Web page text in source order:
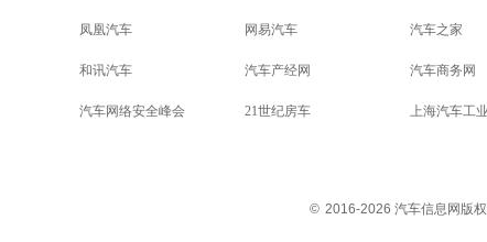
凤凰汽车 网易汽车 汽车之家
和讯汽车 汽车产经网 汽车商务网
汽车网络安全峰会 21世纪房车 上海汽车工
© 2016-2026 汽车信息网版